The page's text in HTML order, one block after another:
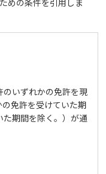
いずれかの免許を現
免許を受けていた期
期間を除く。）が通